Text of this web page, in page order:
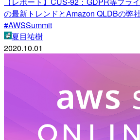
の最新トレンドとAmazon QLDBの弊
#AWSSummit
夏目祐樹
2020.10.01